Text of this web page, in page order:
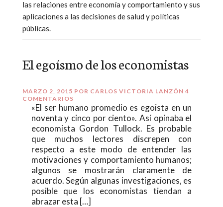
las relaciones entre economía y comportamiento y sus
aplicaciones a las decisiones de salud y políticas
públicas.
El egoísmo de los economistas
MARZO 2, 2015 POR CARLOS VICTORIA LANZÓN 4
COMENTARIOS
«El ser humano promedio es egoista en un
noventa y cinco por ciento». Así opinaba el
economista Gordon Tullock. Es probable
que muchos lectores discrepen con
respecto a este modo de entender las
motivaciones y comportamiento humanos;
algunos se mostrarán claramente de
acuerdo. Según algunas investigaciones, es
posible que los economistas tiendan a
abrazar esta […]